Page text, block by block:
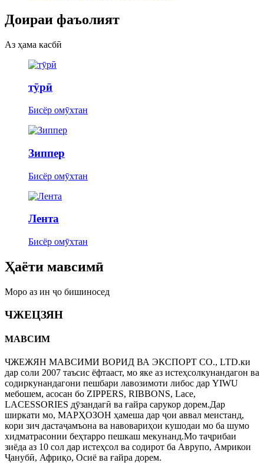
Доираи фаъолият
Аз ҳама касбӣ
тӯрӣ
Бисёр омӯхтан
Зиппер
Бисёр омӯхтан
Лента
Бисёр омӯхтан
Ҳаёти мавсимӣ
Моро аз ин ҷо бишиносед
ЧЖЕЦЗЯН
МАВСИМ
ЧЖЕЖЯН МАВСИМИ ВОРИД ВА ЭКСПОРТ CO., LTD.ки
дар соли 2007 таъсис ёфтааст, мо яке аз истеҳсолкунандагон ва
содиркунандагони пешбари лавозимоти либос дар YIWU
мебошем, асосан бо ZIPPERS, RIBBONS, Lace,
LACESSORIES дӯзандагӣ ва ғайра сарукор дорем.Дар
ширкати мо, МАРҲОЗОН ҳамеша дар ҷои аввал меистанд,
кори зич дастаҷамъона ва навовариҳои кушодаи мо ба шумо
хидматрасонии беҳтарро пешкаш мекунанд.Мо таҷрибаи
зиёда аз 10 сол дар истеҳсол ва содирот ба Аврупо, Амрикои
Ҷанубӣ, Африқо, Осиё ва ғайра дорем.